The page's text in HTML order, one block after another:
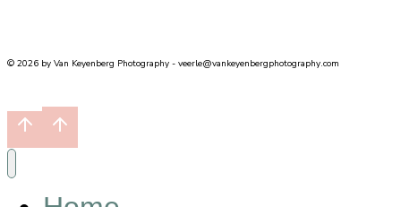
© 2026 by Van Keyenberg Photography - veerle@vankeyenbergphotography.com